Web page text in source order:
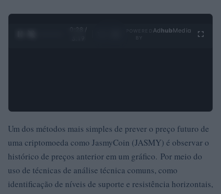
0:29 /
Ad hubMedia
Um dos métodos mais simples de prever o preço futuro de
uma criptomoeda como JasmyCoin (JASMY) é observar o
histórico de preços anterior em um gráfico. Por meio do
uso de técnicas de análise técnica comuns, como
identificação de níveis de suporte e resistência horizontais,